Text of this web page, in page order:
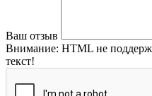
Ваш отзыв
Внимание: HTML не
текст!